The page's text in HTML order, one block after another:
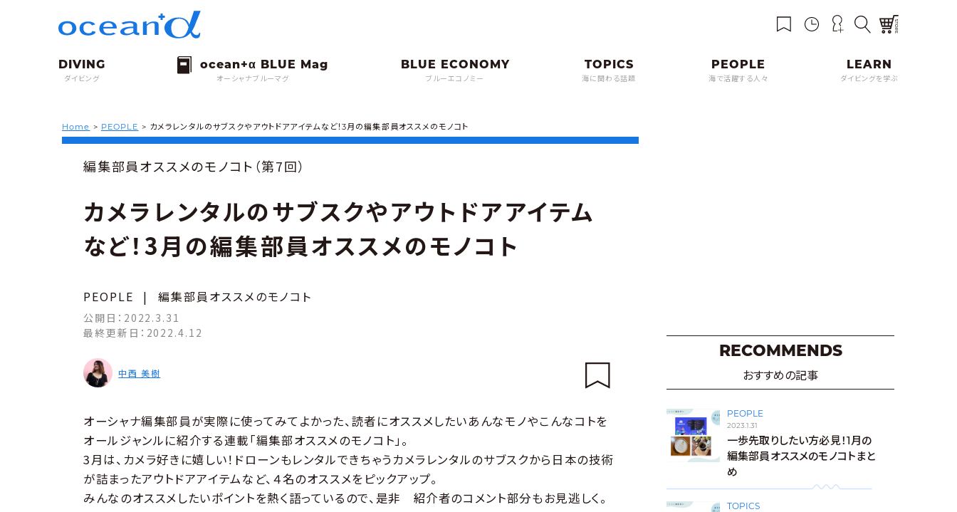
ダイビング オーシャナブルーマグ ブルーエコノミー 海に関わる話題 海で活躍する人々 ダイビングを学ぶ
Home > PEOPLE > カメラレンタルのサブスクやアウトドアアイテムなど！3月の編集部員オススメのモノコト
編集部員オススメのモノコト（第7回）
カメラレンタルのサブスクやアウトドアアイテム
など！3月の編集部員オススメのモノコト
PEOPLE | 編集部員オススメのモノコト
公開日： 2022.3.31
最終更新日： 2022.4.12
中西 美樹
オーシャナ編集部員が実際に使ってみてよかった、読者にオススメしたいあんなモノやこんなコトを
オールジャンルに紹介する連載「編集部オススメのモノコト」。
3月は、カメラ好きに嬉しい！ドローンもレンタルできちゃうカメラレンタルのサブスクから日本の技術
が詰まったアウトドアアイテムなど、４名のオススメをピックアップ。
みんなのオススメしたいポイントを熱く語っているので、是非 紹介者のコメント部分もお見逃しく。
RECOMMENDS
おすすめの記事
PEOPLE
2023.1.31
一歩先取りしたい方必見！1月の
編集部員オススメのモノコトまと
め
TOPICS